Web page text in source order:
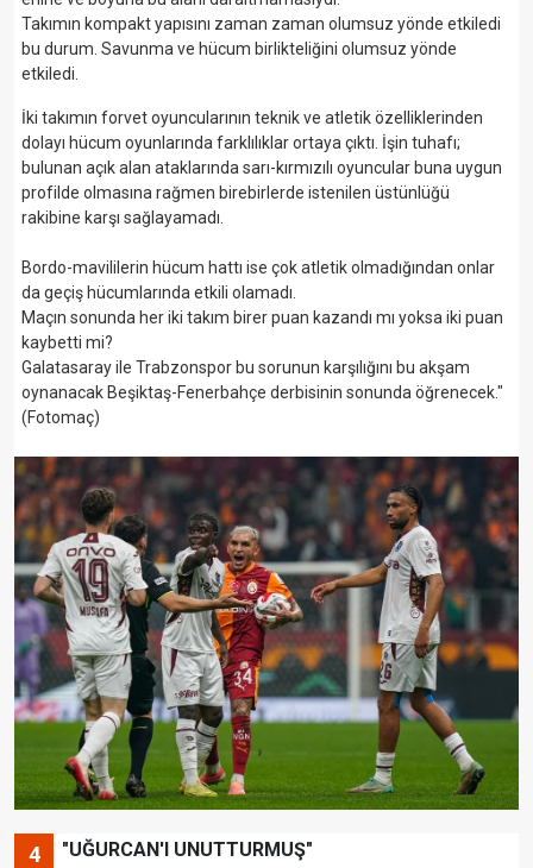
Takımın kompakt yapısını zaman zaman olumsuz yönde etkiledi
bu durum. Savunma ve hücum birlikteliğini olumsuz yönde
etkiledi.
İki takımın forvet oyuncularının teknik ve atletik özelliklerinden
dolayı hücum oyunlarında farklılıklar ortaya çıktı. İşin tuhafı;
bulunan açık alan ataklarında sarı-kırmızılı oyuncular buna uygun
profilde olmasına rağmen birebirlerde istenilen üstünlüğü
rakibine karşı sağlayamadı.
Bordo-mavililerin hücum hattı ise çok atletik olmadığından onlar
da geçiş hücumlarında etkili olamadı.
Maçın sonunda her iki takım birer puan kazandı mı yoksa iki puan
kaybetti mi?
Galatasaray ile Trabzonspor bu sorunun karşılığını bu akşam
oynanacak Beşiktaş-Fenerbahçe derbisinin sonunda öğrenecek."
(Fotomaç)
4 "UĞURCAN'I UNUTTURMUŞ"